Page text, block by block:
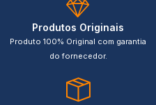
Produtos Originais
Produto 100% Original com garantia
do fornecedor.